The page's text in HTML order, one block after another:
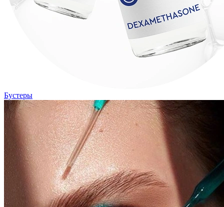
Бустеры